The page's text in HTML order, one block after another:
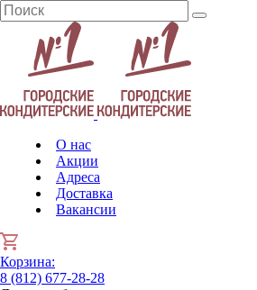
О нас
Акции
Адреса
Доставка
Вакансии
Корзина:
8 (812) 677-28-28